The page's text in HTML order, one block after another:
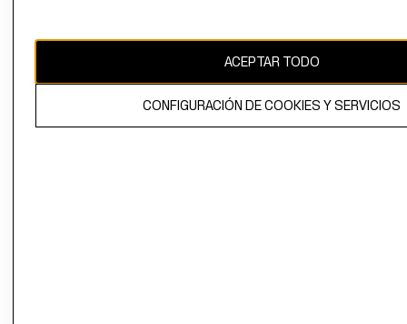
El contenido de esta página web está protegido por copyright y es
propiedad de H&M Hennes & Mauritz AB.
ACEPTAR TODO
CONFIGURACIÓN DE COOKIES Y SERVICIOS